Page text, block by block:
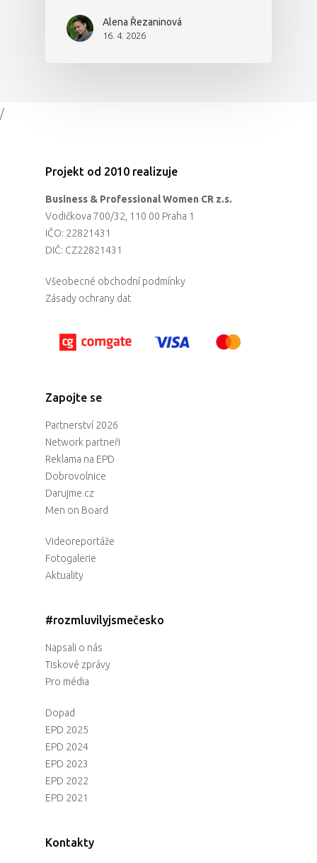
Alena Řezaninová
16. 4. 2026
/
Projekt od 2010 realizuje
Business & Professional Women CR z.s.
Vodičkova 700/32, 110 00 Praha 1
IČO: 22821431
DIČ: CZ22821431
Všeobecné obchodní podmínky
Zásady ochrany dat
Zapojte se
Partnerství 2026
Network partneři
Reklama na EPD
Dobrovolnice
Darujme.cz
Men on Board
Videoreportáže
Fotogalerie
Aktuality
#rozmluvilyjsmečesko
Napsali o nás
Tiskové zprávy
Pro média
Dopad
EPD 2025
EPD 2024
EPD 2023
EPD 2022
EPD 2021
Kontakty